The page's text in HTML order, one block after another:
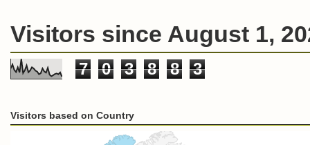
Visitors since August 1,
7 0 3 8 8 3
Visitors based on Country